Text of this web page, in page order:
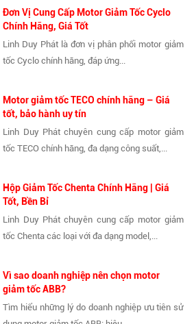
Đơn Vị Cung Cấp Motor Giảm Tốc Cyclo
Chính Hãng, Giá Tốt
Linh Duy Phát là đơn vị phân phối motor giảm
tốc Cyclo chính hãng, đáp ứng...
Motor giảm tốc TECO chính hãng – Giá
tốt, bảo hành uy tín
Linh Duy Phát chuyên cung cấp motor giảm
tốc TECO chính hãng, đa dạng công suất,...
Hộp Giảm Tốc Chenta Chính Hãng | Giá
Tốt, Bền Bỉ
Linh Duy Phát chuyên cung cấp motor giảm
tốc Chenta các loại với đa dạng model,...
Vì sao doanh nghiệp nên chọn motor
giảm tốc ABB?
Tìm hiểu những lý do doanh nghiệp ưu tiên sử